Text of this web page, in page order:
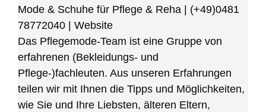
Mode & Schuhe für Pflege & Reha
(+49)0481
78772040
Website
Das Pflegemode-Team ist eine Gruppe von
erfahrenen (Bekleidungs- und
Pflege-)fachleuten. Aus unseren Erfahrungen
teilen wir mit Ihnen die Tipps und Möglichkeiten,
wie Sie und Ihre Liebsten, älteren Eltern,